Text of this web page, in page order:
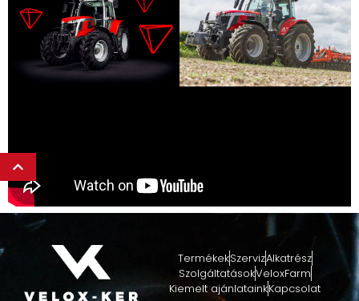
TermékekSzervizAlkatrész
SzolgáltatásokVeloxFarm
Kiemelt ajánlatainkKapcsolat